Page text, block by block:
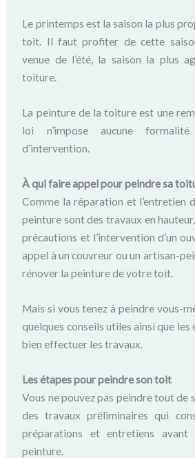
Le printemps est la saison la plus
toit. Il faut profiter de cette
venue de l’été, la saison la plus
toiture.
La peinture de la toiture est une
loi n’impose aucune
d’intervention.
À qui faire appel pour peindre sa
Comme la réparation et l’entretien
peinture sont des travaux en
précautions et l’intervention d’un
appel à un couvreur ou un artisan-
rénover la peinture de votre toit.
Mais si vous tenez à peindre vous-
quelques conseils utiles ainsi que les
bien effectuer les travaux.
Les étapes pour peindre son toit
Vous ne pouvez pas peindre tout de
des travaux préliminaires qui
préparations et entretiens avant
peinture.